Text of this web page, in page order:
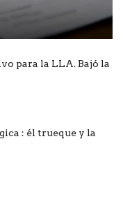
para la LLA. Bajó la
: él trueque y la